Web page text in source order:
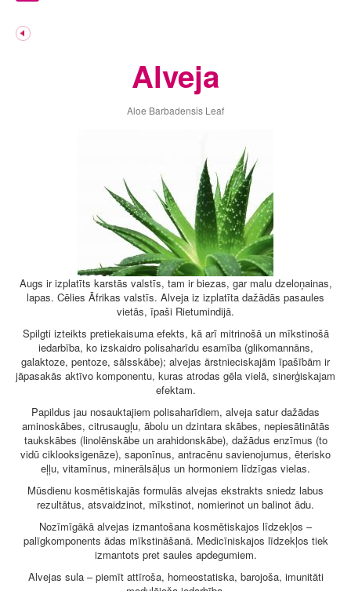
Alveja
Aloe Barbadensis Leaf
Augs ir izplatīts karstās valstīs, tam ir biezas, gar malu dzeloņainas,
lapas. Cēlies Āfrikas valstīs. Alveja iz izplatīta dažādās pasaules
vietās, īpaši Rietumindijā.
Spilgti izteikts pretiekaisuma efekts, kā arī mitrinošā un mīkstinošā
iedarbība, ko izskaidro polisaharīdu esamība (glikomannāns,
galaktoze, pentoze, sālsskābe); alvejas ārstnieciskajām īpašībām ir
jāpasakās aktīvo komponentu, kuras atrodas gēla vielā, sinerģiskajam
efektam.
Papildus jau nosauktajiem polisaharīdiem, alveja satur dažādas
aminoskābes, citrusaugļu, ābolu un dzintara skābes, nepiesātinātās
taukskābes (linolēnskābe un arahidonskābe), dažādus enzīmus (to
vidū ciklooksigenāze), saponīnus, antracēnu savienojumus, ēterisko
eļļu, vitamīnus, minerālsāļus un hormoniem līdzīgas vielas.
Mūsdienu kosmētiskajās formulās alvejas ekstrakts sniedz labus
rezultātus, atsvaidzinot, mīkstinot, nomierinot un balinot ādu.
Nozīmīgākā alvejas izmantošana kosmētiskajos līdzekļos –
palīgkomponents ādas mīkstināšanā. Medicīniskajos līdzekļos tiek
izmantots pret saules apdegumiem.
Alvejas sula – piemīt attīroša, homeostatiska, barojoša, imunitāti